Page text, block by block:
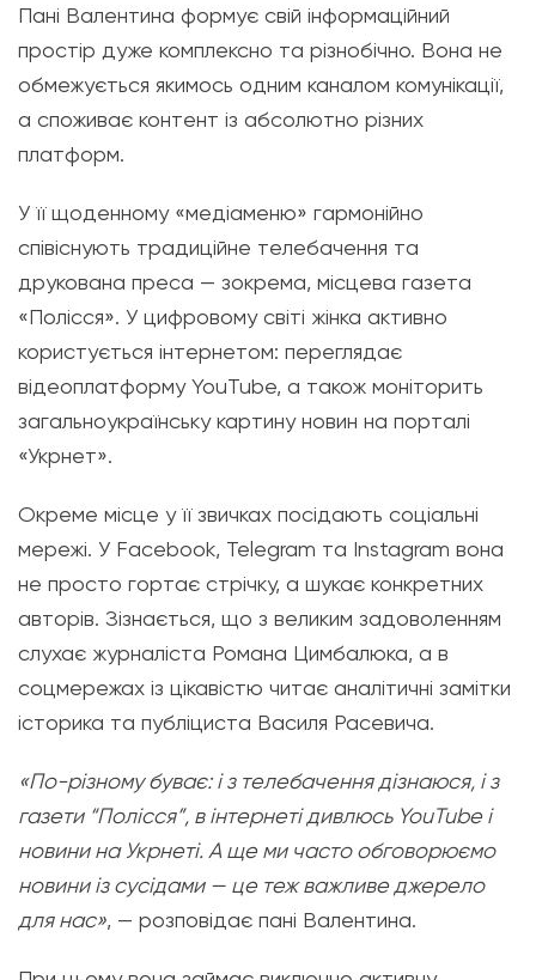
Пані Валентина формує свій інформаційний
простір дуже комплексно та різнобічно. Вона не
обмежується якимось одним каналом комунікації,
а споживає контент із абсолютно різних
платформ.
У її щоденному «медіаменю» гармонійно
співіснують традиційне телебачення та
друкована преса — зокрема, місцева газета
«Полісся». У цифровому світі жінка активно
користується інтернетом: переглядає
відеоплатформу YouTube, а також моніторить
загальноукраїнську картину новин на порталі
«Укрнет».
Окреме місце у її звичках посідають соціальні
мережі. У Facebook, Telegram та Instagram вона
не просто гортає стрічку, а шукає конкретних
авторів. Зізнається, що з великим задоволенням
слухає журналіста Романа Цимбалюка, а в
соцмережах із цікавістю читає аналітичні замітки
історика та публіциста Василя Расевича.
«По-різному буває: і з телебачення дізнаюся, і з
газети “Полісся”, в інтернеті дивлюсь YouTube і
новини на Укрнеті. А ще ми часто обговорюємо
новини із сусідами — це теж важливе джерело
для нас», — розповідає пані Валентина.